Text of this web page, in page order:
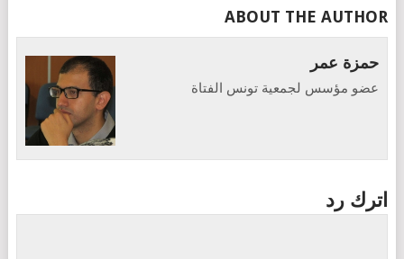
ABOUT THE AUTHOR
حمزة عمر
عضو مؤسس لجمعية تونس الفتاة
اترك رد